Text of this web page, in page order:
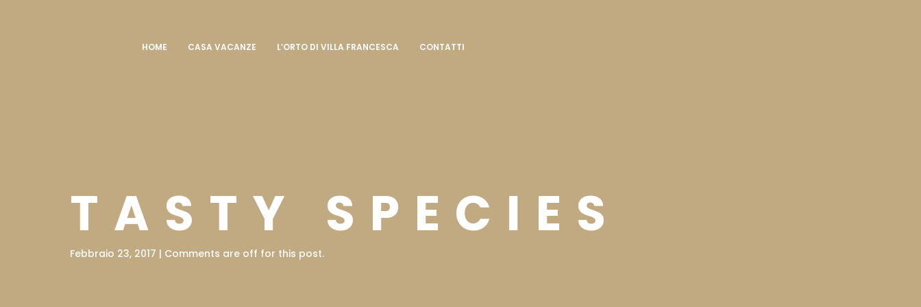
HOME CASA VACANZE L’ORTO DI VILLA FRANCESCA CONTATTI
TASTY SPECIES
Febbraio 23, 2017 | Comments are off for this post.